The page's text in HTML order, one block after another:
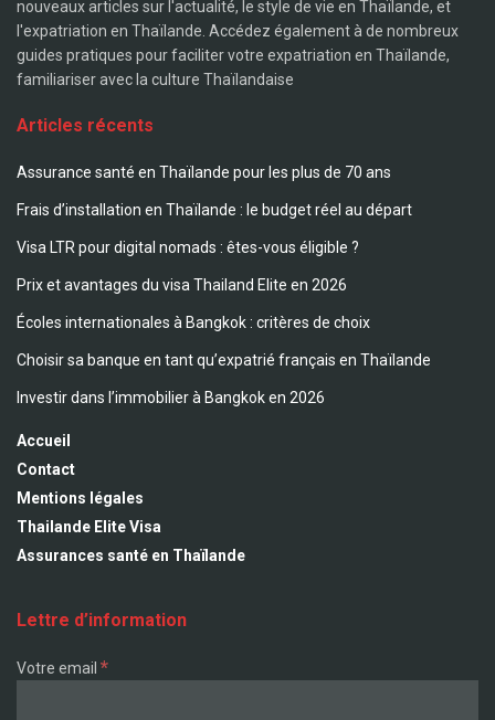
nouveaux articles sur l'actualité, le style de vie en Thaïlande, et
l'expatriation en Thaïlande. Accédez également à de nombreux
guides pratiques pour faciliter votre expatriation en Thaïlande,
familiariser avec la culture Thaïlandaise
Articles récents
Assurance santé en Thaïlande pour les plus de 70 ans
Frais d’installation en Thaïlande : le budget réel au départ
Visa LTR pour digital nomads : êtes-vous éligible ?
Prix et avantages du visa Thailand Elite en 2026
Écoles internationales à Bangkok : critères de choix
Choisir sa banque en tant qu’expatrié français en Thaïlande
Investir dans l’immobilier à Bangkok en 2026
Accueil
Contact
Mentions légales
Thailande Elite Visa
Assurances santé en Thaïlande
Lettre d’information
Votre email *